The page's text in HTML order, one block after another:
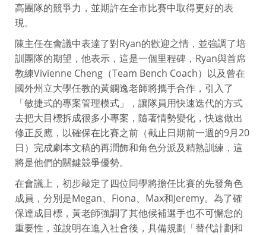
高團隊的競爭力，並期許在全市比賽中取得更好的表
現。
陳主任在會議中表達了對Ryan的歡迎之情，並強調了培
訓團隊的期望，他表示，這是一個里程碑，Ryan與首席
教練Vivienne Cheng（Team Bench Coach）以及曾在
國外州立大學任教的黃鐦逸老師將攜手合作，引入了
「敏捷式的專案管理模式」，讓隊員用快速迭代的方式
去把大目標拆成很多小專案，隨著情勢變化，快速做出
修正反應，以確保在比賽之前（截止日期前一週的9月20
日）完成劇本文稿的再潤飾和角色分派及精熟訓練，這
將是他們的關鍵競爭優勢。
在會議上，初步敲定了四位同學將擔任比賽的先發角色
成員，分別是Megan、Fiona、Max和Jeremy。為了確
保達成目標，黃老師強調了其他候補選手也不可懈怠的
重要性，並說明在進入社會後，具備規劃「替代計劃和